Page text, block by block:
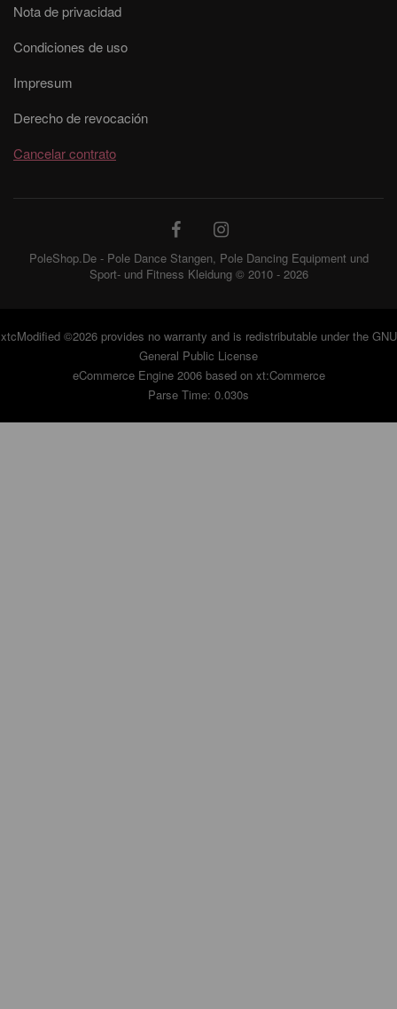
Nota de privacidad
Condiciones de uso
Impresum
Derecho de revocación
Cancelar contrato
PoleShop.De - Pole Dance Stangen, Pole Dancing Equipment und
Sport- und Fitness Kleidung © 2010 - 2026
xtcModified©2026 provides no warranty and is redistributable under the GNU
General Public License
eCommerce Engine 2006 based on xt:Commerce
Parse Time: 0.030s